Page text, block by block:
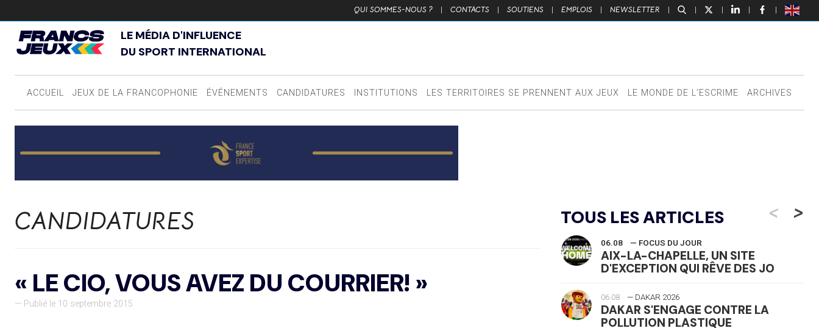
QUI SOMMES-NOUS ? | CONTACTS | SOUTIENS | EMPLOIS | NEWSLETTER | | | | |
LE MÉDIA D'INFLUENCE
DU SPORT INTERNATIONAL
ACCUEIL JEUX DE LA FRANCOPHONIE ÉVÉNEMENTS CANDIDATURES INSTITUTIONS LES TERRITOIRES SE PRENNENT AUX JEUX LE MONDE DE L’ESCRIME ARCHIVES
CANDIDATURES
« LE CIO, VOUS AVEZ DU COURRIER! »
— Publié le 10 septembre 2015
TOUS LES ARTICLES <
06.08 — FOCUS DU JOUR
AIX-LA-CHAPELLE, UN SITE
D'EXCEPTION QUI RÊVE DES JO
06.08 — DAKAR 2026
DAKAR S'ENGAGE CONTRE LA
POLLUTION PLASTIQUE
>